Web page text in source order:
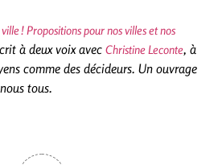
! Propositions pour nos villes et nos
à deux voix avec Christine Leconte, à
comme des décideurs. Un ouvrage
tous.